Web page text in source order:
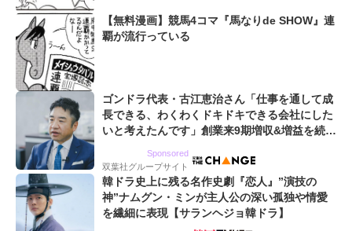
【無料漫画】競馬4コマ『馬なりde SHOW』連
覇が流行っている
ゴンドラ代表・古江恵治さん「仕事を通して成
長できる、わくわくドキドキできる会社にした
いと考えたんです」創業来9期増収&増益を続け
Sponsored
双葉社グループサイト
韓ドラ史上に残る名作史劇『恋人』”演技の
神”ナムグン・ミンが主人公の深い孤独や情愛
を繊細に表現【サランヘジョ韓ドラ】